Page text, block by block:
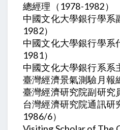
總經理（1978-1982）
中國文化大學銀行學系
1982）
中國文化大學銀行學系
1981）
中國文化大學銀行系系
臺灣經濟景氣測驗月報
臺灣經濟研究院副研究
台灣經濟研究院通訊研
1986/6）